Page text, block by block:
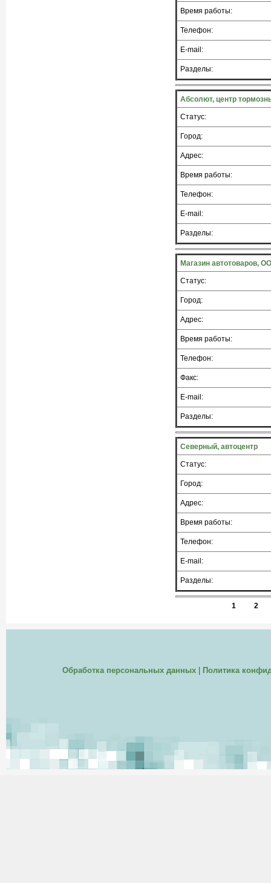
Время работы:
Телефон:
E-mail:
Разделы:
Абсолют, центр
Статус:
Город:
Адрес:
Время работы:
Телефон:
E-mail:
Разделы:
Магазин автотоваров,
Статус:
Город:
Адрес:
Время работы:
Телефон:
Факс:
E-mail:
Разделы:
Северный, автоцентр
Статус:
Город:
Адрес:
Время работы:
Телефон:
E-mail:
Разделы:
1 2
Обработка персональных данных| Политика